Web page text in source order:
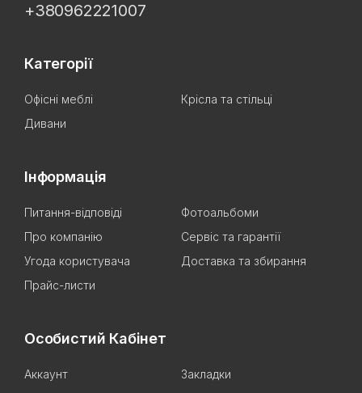
+380962221007
Категорії
Офісні меблі
Крісла та стільці
Дивани
Інформація
Питання-відповіді
Фотоальбоми
Про компанію
Сервіс та гарантії
Угода користувача
Доставка та збирання
Прайс-листи
Особистий Кабінет
Аккаунт
Закладки